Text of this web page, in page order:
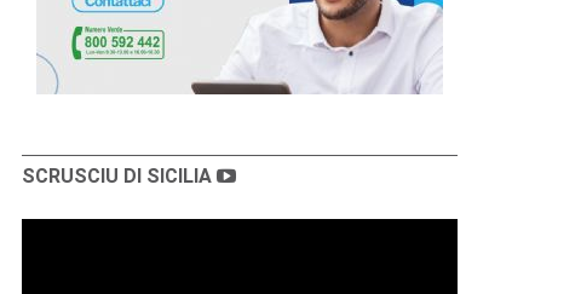
SCRUSCIU DI SICILIA